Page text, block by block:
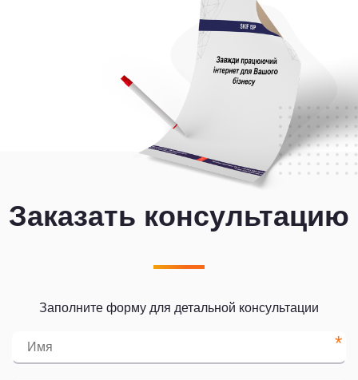
Заказать консультацию
Заполните форму для детальной консультации
*